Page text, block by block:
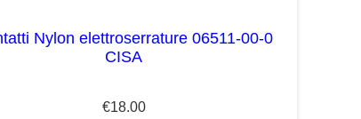
Nylon elettroserrature 06511-00-0
CISA
€18.00